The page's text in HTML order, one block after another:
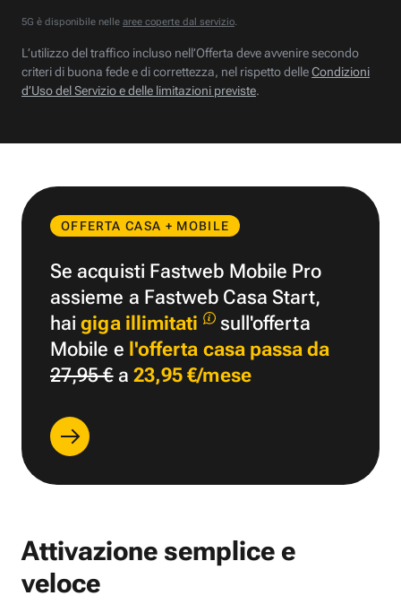
5G è disponibile nelle aree coperte dal servizio.
L’utilizzo del traffico incluso nell’Offerta deve avvenire secondo
criteri di buona fede e di correttezza, nel rispetto delleCondizioni
d’Uso del Servizio e delle limitazioni previste.
OFFERTA CASA + MOBILE
Se acquisti Fastweb Mobile Pro
assieme a Fastweb Casa Start,
haigiga illimitati
sull'offerta
Mobile e l'offerta casa passa da
27,95 €a 23,95 €/mese
Attivazione semplice e
veloce